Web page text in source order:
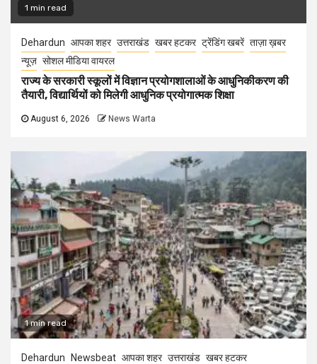
1 min read
Dehardun आपका शहर उत्तराखंड खबर हटकर ट्रेंडिंग खबरें ताज़ा ख़बर
न्यूज़ सोशल मीडिया वायरल
राज्य के सरकारी स्कूलों में विज्ञान प्रयोगशालाओं के आधुनिकीकरण की
तैयारी, विद्यार्थियों को मिलेगी आधुनिक प्रयोगात्मक शिक्षा
August 6, 2026 News Warta
1 min read
Dehardun Newsbeat आपका शहर उत्तराखंड खबर हटकर